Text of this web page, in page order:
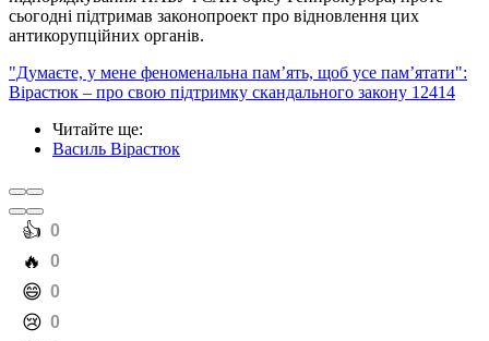
сьогодні підтримав законопроект про відновлення цих
антикорупційних органів.
"Думаєте, у мене феноменальна памʼять, щоб усе памʼятати":
Вірастюк – про свою підтримку скандального закону 12414
Читайте ще:
Василь Вірастюк
️👍 0
️🔥 0
️😄 0
️😢 0